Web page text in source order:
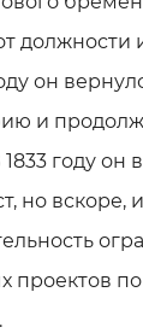
должности
он
и
году он
но вскоре,
проектов